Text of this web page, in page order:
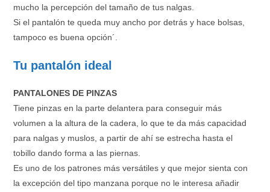
mucho la percepción del tamaño de tus nalgas.
Si el pantalón te queda muy ancho por detrás y hace bolsas,
tampoco es buena opción´.
Tu pantalón ideal
PANTALONES DE PINZAS
Tiene pinzas en la parte delantera para conseguir más
volumen a la altura de la cadera, lo que te da más capacidad
para nalgas y muslos, a partir de ahí se estrecha hasta el
tobillo dando forma a las piernas.
Es uno de los patrones más versátiles y que mejor sienta con
la excepción del tipo manzana porque no le interesa añadir